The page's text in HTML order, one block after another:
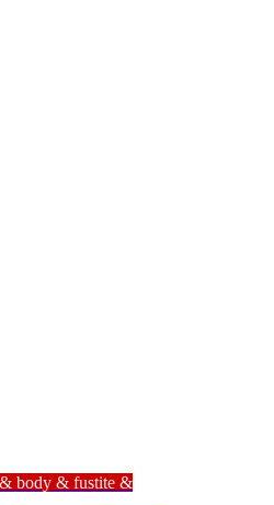
body & fustite &